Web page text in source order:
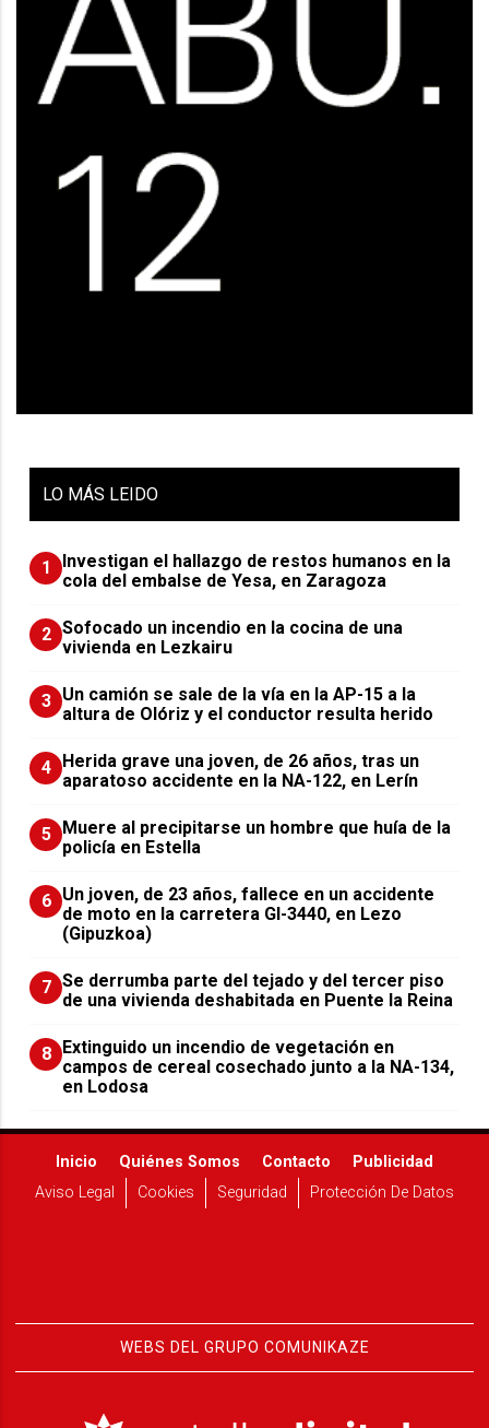
LO MÁS LEIDO
1
Investigan el hallazgo de restos humanos en la
cola del embalse de Yesa, en Zaragoza
2 Sofocado un incendio en la cocina de una
vivienda en Lezkairu
3 Un camión se sale de la vía en la AP-15 a la
altura de Olóriz y el conductor resulta herido
4 Herida grave una joven, de 26 años, tras un
aparatoso accidente en la NA-122, en Lerín
5 Muere al precipitarse un hombre que huía de la
policía en Estella
6 Un joven, de 23 años, fallece en un accidente
de moto en la carretera GI-3440, en Lezo
(Gipuzkoa)
7 Se derrumba parte del tejado y del tercer piso
de una vivienda deshabitada en Puente la Reina
8 Extinguido un incendio de vegetación en
campos de cereal cosechado junto a la NA-134,
en Lodosa
Inicio Quiénes Somos Contacto
Publicidad
Aviso Legal
Cookies Seguridad Protección De Datos
WEBS DEL GRUPO COMUNIKAZE